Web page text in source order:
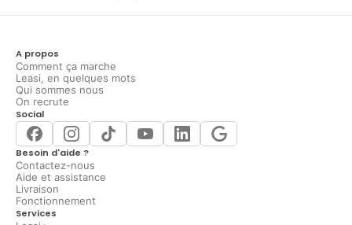
A propos
Comment ça marche
Leasi, en quelques mots
Qui sommes nous
On recrute
Social
Besoin d'aide ?
Contactez-nous
Aide et assistance
Livraison
Fonctionnement
Services